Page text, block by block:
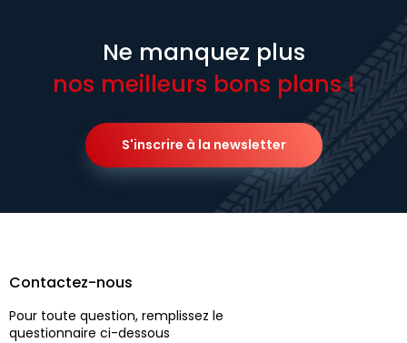
Ne manquez plus
nos meilleurs bons plans !
S'inscrire à la newsletter
Contactez-nous
Pour toute question, remplissez le
questionnaire ci-dessous